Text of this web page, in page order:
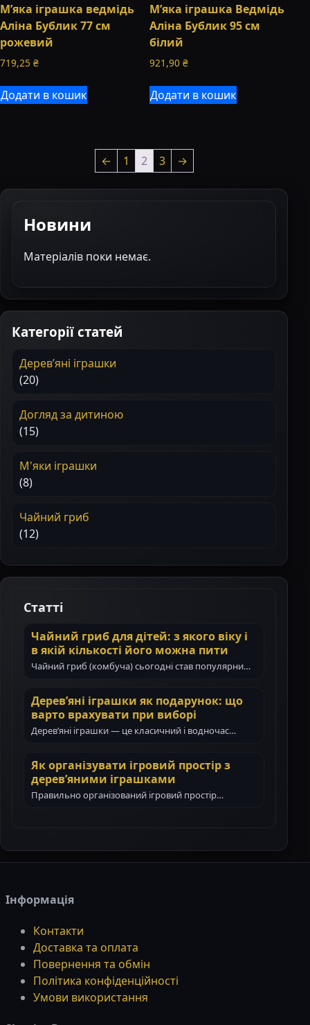
М’яка іграшка ведмідь
Аліна Бублик 77 см
рожевий
719,25 ₴
Додати в кошик
М’яка іграшка Ведмідь
Аліна Бублик 95 см
білий
921,90₴
Додати в кошик
← 1 2 3 →
Новини
Матеріалів поки немає.
Категорії статей
Деревʼяні іграшки
(20)
Догляд за дитиною
(15)
М'яки іграшки
(8)
Чайний гриб
(12)
Статті
Чайний гриб для дітей: з якого віку і
в якій кількості його можна пити
Чайний гриб (комбуча) сьогодні став популярним
Дерев’яні іграшки як подарунок: що
варто врахувати при виборі
Дерев’яні іграшки — це класичний і водночас
Як організувати ігровий простір з
дерев’яними іграшками
Правильно організований ігровий простір
Інформація
Контакти
Доставка та оплата
Повернення та обмін
Політика конфіденційності
Умови використання